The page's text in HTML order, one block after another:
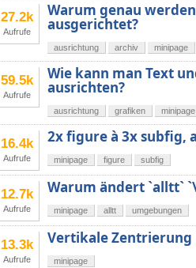
27.2k
Aufrufe
Warum genau
ausgerichtet?
ausrichtung archiv minipage
59.5k
Aufrufe
Wie kann man Text
ausrichten?
ausrichtung grafiken minipage
16.4k
Aufrufe
2x figure à 3x subfig,
minipage figure subfig
12.7k
Aufrufe
Warum ändert `alltt`
minipage alltt umgebungen
13.3k
Aufrufe
Vertikale Zentrierung
minipage